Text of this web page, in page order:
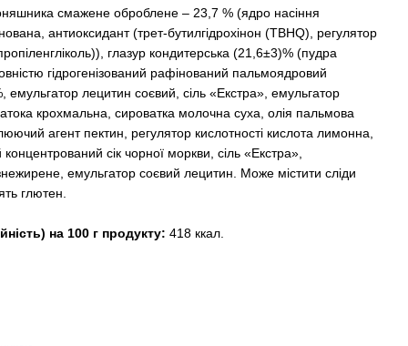
смажене оброблене – 23,7 % (ядро насіння
антиоксидант (трет-бутилгідрохінон (TBHQ), регулятор
глазур кондитерська (21,6±3)% (пудра
гідрогенізований рафінований пальмоядровий
лецитин соєвий, сіль «Екстра», емульгатор
крохмальна, cироватка молочна суха, олія пальмова
агент пектин, регулятор кислотності кислота лимонна,
сік чорної моркви, сіль «Екстра»,
емульгатор соєвий лецитин. Може містити сліди
глютен.
на 100 г продукту: 418 ккал.